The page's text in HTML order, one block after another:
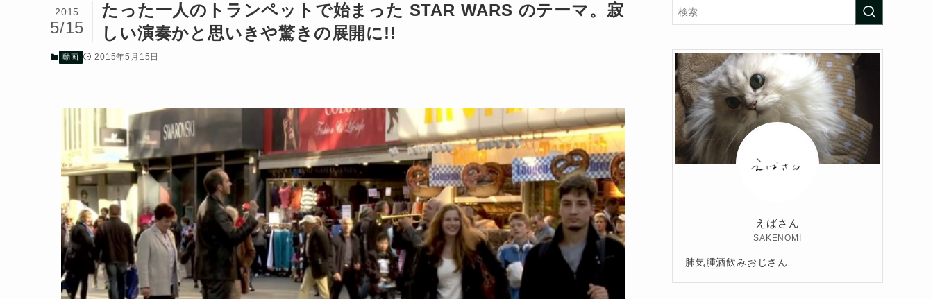
たった一人のトランペットで始まった STAR WARS のテーマ。寂
しい演奏かと思いきや驚きの展開に!!
2015
5/15
動画 2015年5月15日
えばさん
SAKENOMI
肺気腫酒飲みおじさん